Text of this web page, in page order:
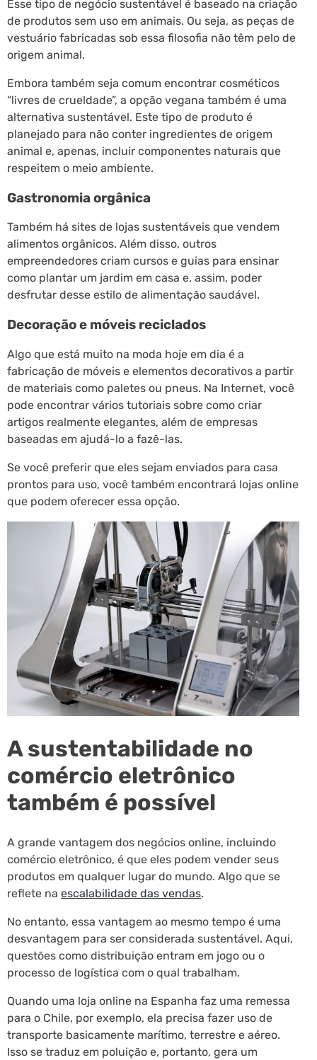
Esse tipo de negócio sustentável é baseado na criação
de produtos sem uso em animais. Ou seja, as peças de
vestuário fabricadas sob essa filosofia não têm pelo de
origem animal.
Embora também seja comum encontrar cosméticos
“livres de crueldade”, a opção vegana também é uma
alternativa sustentável. Este tipo de produto é
planejado para não conter ingredientes de origem
animal e, apenas, incluir componentes naturais que
respeitem o meio ambiente.
Gastronomia orgânica
Também há sites de lojas sustentáveis que vendem
alimentos orgânicos. Além disso, outros
empreendedores criam cursos e guias para ensinar
como plantar um jardim em casa e, assim, poder
desfrutar desse estilo de alimentação saudável.
Decoração e móveis reciclados
Algo que está muito na moda hoje em dia é a
fabricação de móveis e elementos decorativos a partir
de materiais como paletes ou pneus. Na Internet, você
pode encontrar vários tutoriais sobre como criar
artigos realmente elegantes, além de empresas
baseadas em ajudá-lo a fazê-las.
Se você preferir que eles sejam enviados para casa
prontos para uso, você também encontrará lojas online
que podem oferecer essa opção.
A sustentabilidade no
comércio eletrônico
também é possível
A grande vantagem dos negócios online, incluindo
comércio eletrônico, é que eles podem vender seus
produtos em qualquer lugar do mundo. Algo que se
reflete na escalabilidade das vendas.
No entanto, essa vantagem ao mesmo tempo é uma
desvantagem para ser considerada sustentável. Aqui,
questões como distribuição entram em jogo ou o
processo de logística com o qual trabalham.
Quando uma loja online na Espanha faz uma remessa
para o Chile, por exemplo, ela precisa fazer uso de
transporte basicamente marítimo, terrestre e aéreo.
Isso se traduz em poluição e, portanto, gera um